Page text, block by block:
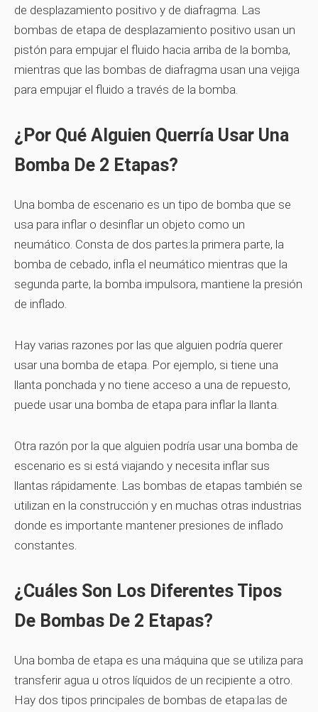
de desplazamiento positivo y de diafragma. Las
bombas de etapa de desplazamiento positivo usan un
pistón para empujar el fluido hacia arriba de la bomba,
mientras que las bombas de diafragma usan una vejiga
para empujar el fluido a través de la bomba.
¿Por Qué Alguien Querría Usar Una
Bomba De 2 Etapas?
Una bomba de escenario es un tipo de bomba que se
usa para inflar o desinflar un objeto como un
neumático. Consta de dos partes:la primera parte, la
bomba de cebado, infla el neumático mientras que la
segunda parte, la bomba impulsora, mantiene la presión
de inflado.
Hay varias razones por las que alguien podría querer
usar una bomba de etapa. Por ejemplo, si tiene una
llanta ponchada y no tiene acceso a una de repuesto,
puede usar una bomba de etapa para inflar la llanta.
Otra razón por la que alguien podría usar una bomba de
escenario es si está viajando y necesita inflar sus
llantas rápidamente. Las bombas de etapas también se
utilizan en la construcción y en muchas otras industrias
donde es importante mantener presiones de inflado
constantes.
¿Cuáles Son Los Diferentes Tipos
De Bombas De 2 Etapas?
Una bomba de etapa es una máquina que se utiliza para
transferir agua u otros líquidos de un recipiente a otro.
Hay dos tipos principales de bombas de etapa:las de